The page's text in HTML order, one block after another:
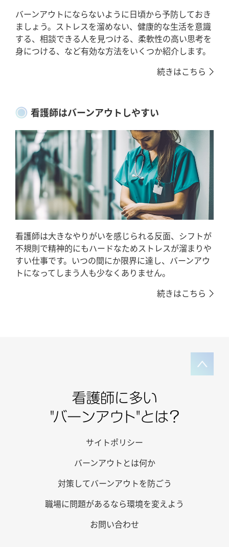
バーンアウトにならないように日頃から予防しておき
ましょう。ストレスを溜めない、健康的な生活を意識
する、相談できる人を見つける、柔軟性の高い思考を
身につける、など有効な方法をいくつか紹介します。
続きはこちら
看護師はバーンアウトしやすい
看護師は大きなやりがいを感じられる反面、シフトが
不規則で精神的にもハードなためストレスが溜まりや
すい仕事です。いつの間にか限界に達し、バーンアウ
トになってしまう人も少なくありません。
続きはこちら
サイトポリシー
バーンアウトとは何か
対策してバーンアウトを防ごう
職場に問題があるなら環境を変えよう
お問い合わせ